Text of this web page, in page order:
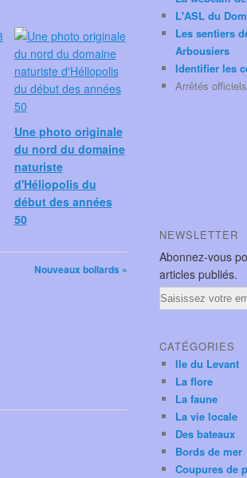
Une photo originale
du nord du domaine
naturiste
d'Héliopolis du
début des années
50
Nouveaux bollards »
L'ASL du
Les sentiers
Arbousiers
Identifier les
Arrêtés
NEWSLETTER
Abonnez-vous
articles publiés.
Email
CATÉGORIES
Ile du Levant
La flore
La faune
La vie locale
Des bateaux
Bords de mer
Coupures de